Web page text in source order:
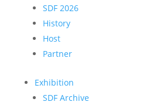
SDF 2026
History
Host
Partner
Exhibition
SDF Archive